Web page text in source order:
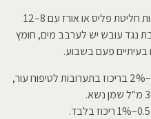
כדורי ריח למגירות ניתנים להכנה באמצעות חליטת פליס או אורז עם 8–12
חומר. לתערובת נגד עובש יש לערבב מים, חומץ
הוראות דילול בטוחות: למבוגרים 1–2% בריכוז בתערובות לטיפוח עור,